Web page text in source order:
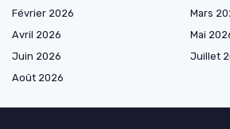
Février 2026
Mars
Avril 2026
Mai
Juin 2026
Juillet
Août 2026